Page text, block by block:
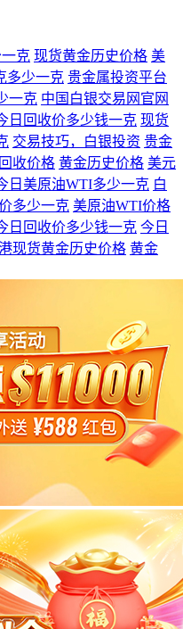
克 现货黄金历史价格 美
多少一克 贵金属投资平台
一克 中国白银交易网官网
日回收价多少钱一克 现货
交易技巧，白银投资 贵金
收价格 黄金历史价格 美元
日美原油WTI多少一克 白
多少一克 美原油WTI价格
日回收价多少钱一克 今日
现货黄金历史价格 黄金